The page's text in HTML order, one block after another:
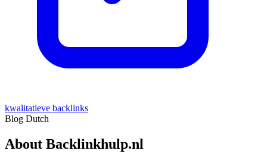
kwalitatieve backlinks
Blog Dutch
About Backlinkhulp.nl